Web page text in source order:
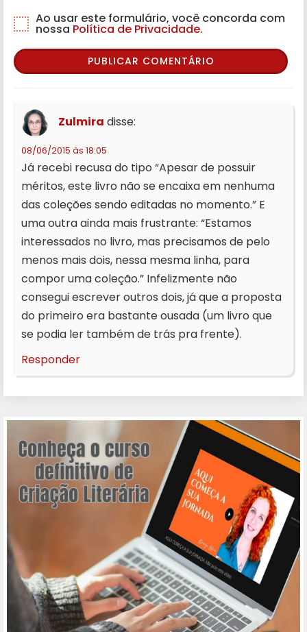
Ao usar este formulário, você concorda com
nossa Política de Privacidade.
Zulmira disse:
08/06/2015 às 18:05
Já recebi recusa do tipo “Apesar de possuir
méritos, este livro não se encaixa em nenhuma
das coleções sendo editadas no momento.” E
uma outra ainda mais frustrante: “Estamos
interessados no livro, mas precisamos de pelo
menos mais dois, nessa mesma linha, para
compor uma coleção.” Infelizmente não
consegui escrever outros dois, já que a proposta
do primeiro era bastante ousada (um livro que
se podia ler também de trás pra frente).
Responder